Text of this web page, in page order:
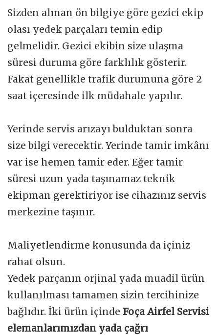
Sizden alınan ön bilgiye göre gezici ekip
olası yedek parçaları temin edip
gelmelidir. Gezici ekibin size ulaşma
süresi duruma göre farklılık gösterir.
Fakat genellikle trafik durumuna göre 2
saat içeresinde ilk müdahale yapılır.
Yerinde servis arızayı bulduktan sonra
size bilgi verecektir. Yerinde tamir imkânı
var ise hemen tamir eder. Eğer tamir
süresi uzun yada taşınamaz teknik
ekipman gerektiriyor ise cihazınız servis
merkezine taşınır.
Maliyetlendirme konusunda da içiniz
rahat olsun.
Yedek parçanın orjinal yada muadil ürün
kullanılması tamamen sizin tercihinize
bağlıdır. İki ürün içinde Foça Airfel Servisi
elemanlarımızdan yada çağrı